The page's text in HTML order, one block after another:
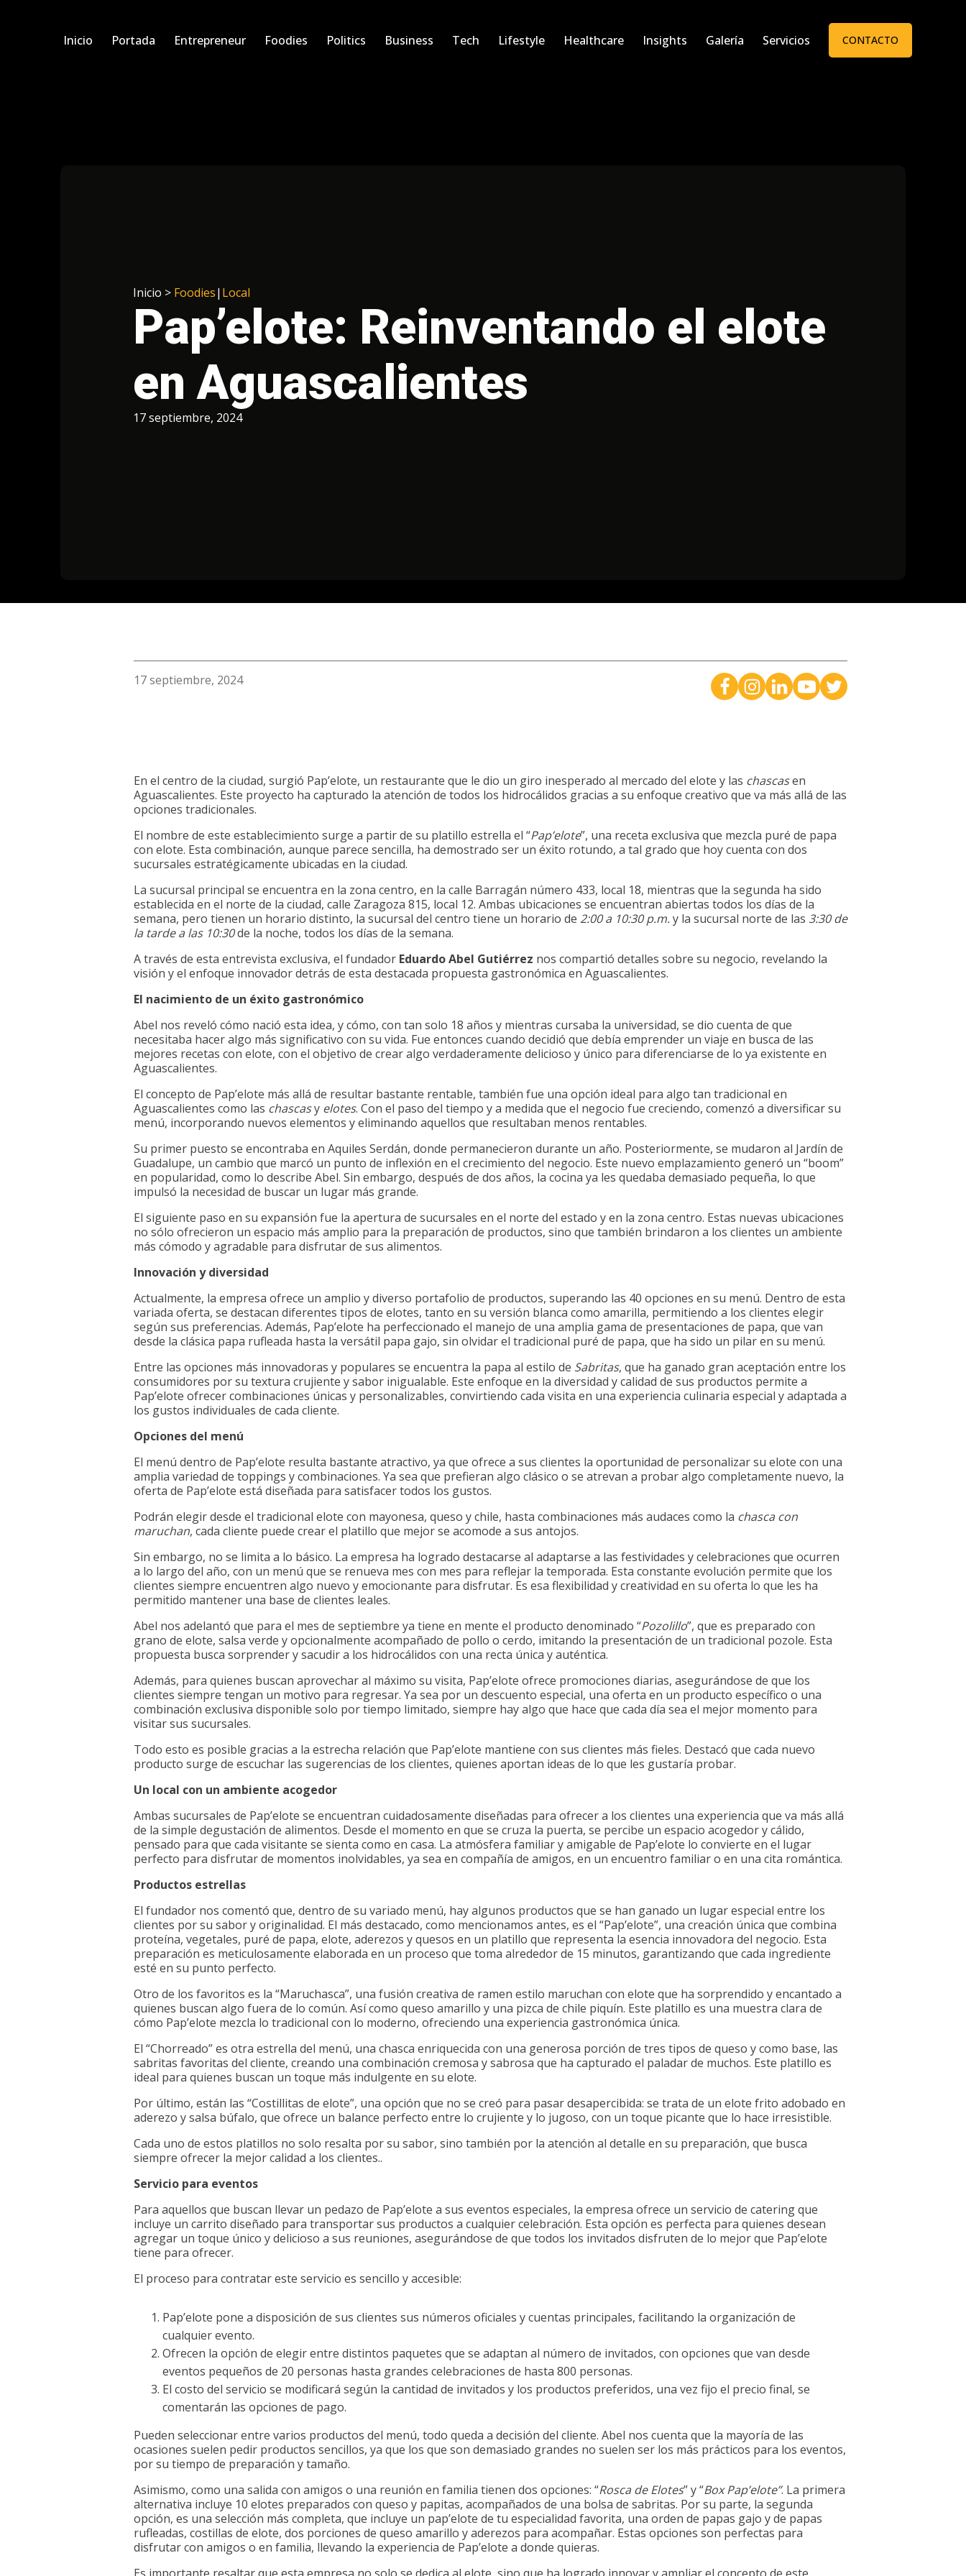
Inicio Portada Entrepreneur Foodies Politics Business Tech Lifestyle Healthcare Insights Galería Servicios CONTACTO
Inicio > Foodies| Local
Pap’elote: Reinventando el elote
en Aguascalientes
17 septiembre, 2024
17 septiembre, 2024
En el centro de la ciudad, surgió Pap’elote, un restaurante que le dio un giro inesperado al mercado del elote y las chascasen
Aguascalientes. Este proyecto ha capturado la atención de todos los hidrocálidos gracias a su enfoque creativo que va más allá de las
opciones tradicionales.
El nombre de este establecimiento surge a partir de su platillo estrella el “Pap’elote”, una receta exclusiva que mezcla puré de papa
con elote. Esta combinación, aunque parece sencilla, ha demostrado ser un éxito rotundo, a tal grado que hoy cuenta con dos
sucursales estratégicamente ubicadas en la ciudad.
La sucursal principal se encuentra en la zona centro, en la calle Barragán número 433, local 18, mientras que la segunda ha sido
establecida en el norte de la ciudad, calle Zaragoza 815, local 12. Ambas ubicaciones se encuentran abiertas todos los días de la
semana, pero tienen un horario distinto, la sucursal del centro tiene un horario de 2:00 a 10:30 p.m.y la sucursal norte de las 3:30 de
la tarde a las 10:30de la noche, todos los días de la semana.
A través de esta entrevista exclusiva, el fundador Eduardo Abel Gutiérrez nos compartió detalles sobre su negocio, revelando la
visión y el enfoque innovador detrás de esta destacada propuesta gastronómica en Aguascalientes.
El nacimiento de un éxito gastronómico
Abel nos reveló cómo nació esta idea, y cómo, con tan solo 18 años y mientras cursaba la universidad, se dio cuenta de que
necesitaba hacer algo más significativo con su vida. Fue entonces cuando decidió que debía emprender un viaje en busca de las
mejores recetas con elote, con el objetivo de crear algo verdaderamente delicioso y único para diferenciarse de lo ya existente en
Aguascalientes.
El concepto de Pap’elote más allá de resultar bastante rentable, también fue una opción ideal para algo tan tradicional en
Aguascalientes como las chascasy elotes. Con el paso del tiempo y a medida que el negocio fue creciendo, comenzó a diversificar su
menú, incorporando nuevos elementos y eliminando aquellos que resultaban menos rentables.
Su primer puesto se encontraba en Aquiles Serdán, donde permanecieron durante un año. Posteriormente, se mudaron al Jardín de
Guadalupe, un cambio que marcó un punto de inflexión en el crecimiento del negocio. Este nuevo emplazamiento generó un “boom”
en popularidad, como lo describe Abel. Sin embargo, después de dos años, la cocina ya les quedaba demasiado pequeña, lo que
impulsó la necesidad de buscar un lugar más grande.
El siguiente paso en su expansión fue la apertura de sucursales en el norte del estado y en la zona centro. Estas nuevas ubicaciones
no sólo ofrecieron un espacio más amplio para la preparación de productos, sino que también brindaron a los clientes un ambiente
más cómodo y agradable para disfrutar de sus alimentos.
Innovación y diversidad
Actualmente, la empresa ofrece un amplio y diverso portafolio de productos, superando las 40 opciones en su menú. Dentro de esta
variada oferta, se destacan diferentes tipos de elotes, tanto en su versión blanca como amarilla, permitiendo a los clientes elegir
según sus preferencias. Además, Pap’elote ha perfeccionado el manejo de una amplia gama de presentaciones de papa, que van
desde la clásica papa rufleada hasta la versátil papa gajo, sin olvidar el tradicional puré de papa, que ha sido un pilar en su menú.
Entre las opciones más innovadoras y populares se encuentra la papa al estilo de Sabritas, que ha ganado gran aceptación entre los
consumidores por su textura crujiente y sabor inigualable. Este enfoque en la diversidad y calidad de sus productos permite a
Pap’elote ofrecer combinaciones únicas y personalizables, convirtiendo cada visita en una experiencia culinaria especial y adaptada a
los gustos individuales de cada cliente.
Opciones del menú
El menú dentro de Pap’elote resulta bastante atractivo, ya que ofrece a sus clientes la oportunidad de personalizar su elote con una
amplia variedad de toppings y combinaciones. Ya sea que prefieran algo clásico o se atrevan a probar algo completamente nuevo, la
oferta de Pap’elote está diseñada para satisfacer todos los gustos.
Podrán elegir desde el tradicional elote con mayonesa, queso y chile, hasta combinaciones más audaces como la chasca con
maruchan, cada cliente puede crear el platillo que mejor se acomode a sus antojos.
Sin embargo, no se limita a lo básico. La empresa ha logrado destacarse al adaptarse a las festividades y celebraciones que ocurren
a lo largo del año, con un menú que se renueva mes con mes para reflejar la temporada. Esta constante evolución permite que los
clientes siempre encuentren algo nuevo y emocionante para disfrutar. Es esa flexibilidad y creatividad en su oferta lo que les ha
permitido mantener una base de clientes leales.
Abel nos adelantó que para el mes de septiembre ya tiene en mente el producto denominado “Pozolillo”, que es preparado con
grano de elote, salsa verde y opcionalmente acompañado de pollo o cerdo, imitando la presentación de un tradicional pozole. Esta
propuesta busca sorprender y sacudir a los hidrocálidos con una recta única y auténtica.
Además, para quienes buscan aprovechar al máximo su visita, Pap’elote ofrece promociones diarias, asegurándose de que los
clientes siempre tengan un motivo para regresar. Ya sea por un descuento especial, una oferta en un producto específico o una
combinación exclusiva disponible solo por tiempo limitado, siempre hay algo que hace que cada día sea el mejor momento para
visitar sus sucursales.
Todo esto es posible gracias a la estrecha relación que Pap’elote mantiene con sus clientes más fieles. Destacó que cada nuevo
producto surge de escuchar las sugerencias de los clientes, quienes aportan ideas de lo que les gustaría probar.
Un local con un ambiente acogedor
Ambas sucursales de Pap’elote se encuentran cuidadosamente diseñadas para ofrecer a los clientes una experiencia que va más allá
de la simple degustación de alimentos. Desde el momento en que se cruza la puerta, se percibe un espacio acogedor y cálido,
pensado para que cada visitante se sienta como en casa. La atmósfera familiar y amigable de Pap’elote lo convierte en el lugar
perfecto para disfrutar de momentos inolvidables, ya sea en compañía de amigos, en un encuentro familiar o en una cita romántica.
Productos estrellas
El fundador nos comentó que, dentro de su variado menú, hay algunos productos que se han ganado un lugar especial entre los
clientes por su sabor y originalidad. El más destacado, como mencionamos antes, es el “Pap’elote”, una creación única que combina
proteína, vegetales, puré de papa, elote, aderezos y quesos en un platillo que representa la esencia innovadora del negocio. Esta
preparación es meticulosamente elaborada en un proceso que toma alrededor de 15 minutos, garantizando que cada ingrediente
esté en su punto perfecto.
Otro de los favoritos es la “Maruchasca”, una fusión creativa de ramen estilo maruchan con elote que ha sorprendido y encantado a
quienes buscan algo fuera de lo común. Así como queso amarillo y una pizca de chile piquín. Este platillo es una muestra clara de
cómo Pap’elote mezcla lo tradicional con lo moderno, ofreciendo una experiencia gastronómica única.
El “Chorreado” es otra estrella del menú, una chasca enriquecida con una generosa porción de tres tipos de queso y como base, las
sabritas favoritas del cliente, creando una combinación cremosa y sabrosa que ha capturado el paladar de muchos. Este platillo es
ideal para quienes buscan un toque más indulgente en su elote.
Por último, están las “Costillitas de elote”, una opción que no se creó para pasar desapercibida: se trata de un elote frito adobado en
aderezo y salsa búfalo, que ofrece un balance perfecto entre lo crujiente y lo jugoso, con un toque picante que lo hace irresistible.
Cada uno de estos platillos no solo resalta por su sabor, sino también por la atención al detalle en su preparación, que busca
siempre ofrecer la mejor calidad a los clientes..
Servicio para eventos
Para aquellos que buscan llevar un pedazo de Pap’elote a sus eventos especiales, la empresa ofrece un servicio de catering que
incluye un carrito diseñado para transportar sus productos a cualquier celebración. Esta opción es perfecta para quienes desean
agregar un toque único y delicioso a sus reuniones, asegurándose de que todos los invitados disfruten de lo mejor que Pap’elote
tiene para ofrecer.
El proceso para contratar este servicio es sencillo y accesible:
Pap’elote pone a disposición de sus clientes sus números oficiales y cuentas principales, facilitando la organización de
cualquier evento.
Ofrecen la opción de elegir entre distintos paquetes que se adaptan al número de invitados, con opciones que van desde
eventos pequeños de 20 personas hasta grandes celebraciones de hasta 800 personas.
El costo del servicio se modificará según la cantidad de invitados y los productos preferidos, una vez fijo el precio final, se
comentarán las opciones de pago.
Pueden seleccionar entre varios productos del menú, todo queda a decisión del cliente. Abel nos cuenta que la mayoría de las
ocasiones suelen pedir productos sencillos, ya que los que son demasiado grandes no suelen ser los más prácticos para los eventos,
por su tiempo de preparación y tamaño.
Asimismo, como una salida con amigos o una reunión en familia tienen dos opciones: “Rosca de Elotes” y “Box Pap’elote”. La primera
alternativa incluye 10 elotes preparados con queso y papitas, acompañados de una bolsa de sabritas. Por su parte, la segunda
opción, es una selección más completa, que incluye un pap’elote de tu especialidad favorita, una orden de papas gajo y de papas
rufleadas, costillas de elote, dos porciones de queso amarillo y aderezos para acompañar. Estas opciones son perfectas para
disfrutar con amigos o en familia, llevando la experiencia de Pap’elote a donde quieras.